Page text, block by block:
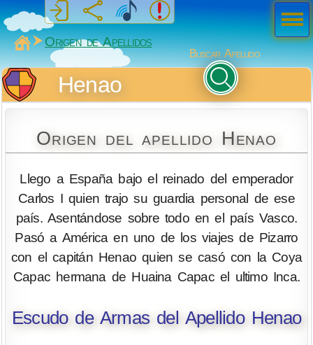
MiSabueso
Origen de Apellidos
Buscar Apellido
Henao
Origen del apellido Henao
Llego a España bajo el reinado del emperador
Carlos I quien trajo su guardia personal de ese
país. Asentándose sobre todo en el país Vasco.
Pasó a América en uno de los viajes de Pizarro
con el capitán Henao quien se casó con la Coya
Capac hermana de Huaina Capac el ultimo Inca.
Escudo de Armas del Apellido Henao
Men
ú